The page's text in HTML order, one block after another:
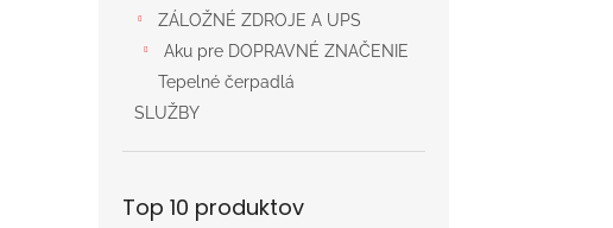
ZÁLOŽNÉ ZDROJE A UPS
Aku pre DOPRAVNÉ ZNAČENIE
Tepelné čerpadlá
SLUŽBY
Top 10 produktov